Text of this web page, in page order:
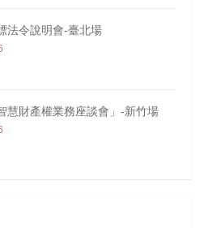
法令說明會-臺北場
慧財產權業務座談會」-新竹場